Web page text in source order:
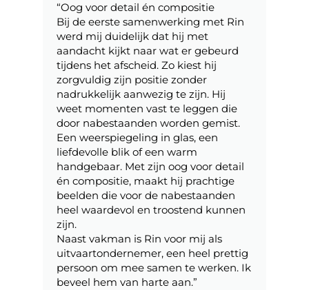
“Oog voor detail én compositie
Bij de eerste samenwerking met Rin
werd mij duidelijk dat hij met
aandacht kijkt naar wat er gebeurd
tijdens het afscheid. Zo kiest hij
zorgvuldig zijn positie zonder
nadrukkelijk aanwezig te zijn. Hij
weet momenten vast te leggen die
door nabestaanden worden gemist.
Een weerspiegeling in glas, een
liefdevolle blik of een warm
handgebaar. Met zijn oog voor detail
én compositie, maakt hij prachtige
beelden die voor de nabestaanden
heel waardevol en troostend kunnen
zijn.
Naast vakman is Rin voor mij als
uitvaartondernemer, een heel prettig
persoon om mee samen te werken. Ik
beveel hem van harte aan.”